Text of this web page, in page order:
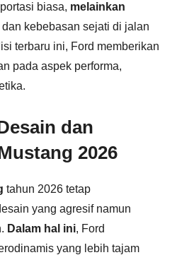
biasa, melainkan
kebebasan sejati di jalan
terbaru ini, Ford memberikan
pada aspek performa,
dan
2026
tahun 2026 tetap
yang agresif namun
Dalam hal ini, Ford
yang lebih tajam